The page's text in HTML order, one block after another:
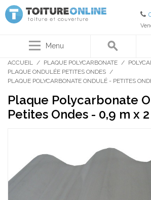
Menu
ACCUEIL / PLAQUE POLYCARBONATE /
PLAQUE ONDULÉE PETITES ONDES /
PLAQUE POLYCARBONATE ONDULÉ - PETITES
Plaque Polycarbonate
Petites Ondes - 0,9 m x